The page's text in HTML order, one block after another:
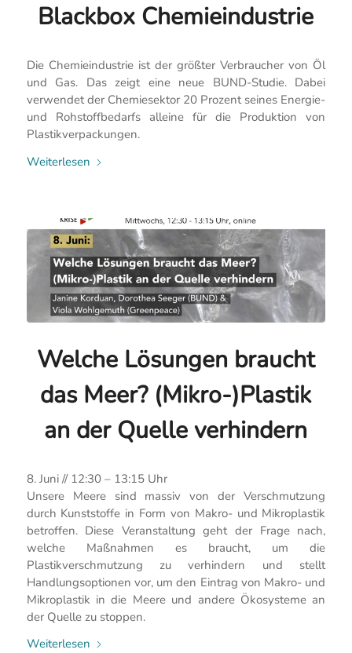
Blackbox Chemieindustrie
Die Chemieindustrie ist der größter Verbraucher von Öl
und Gas. Das zeigt eine neue BUND-Studie. Dabei
verwendet der Chemiesektor 20 Prozent seines Energie-
und Rohstoffbedarfs alleine für die Produktion von
Plastikverpackungen.
Weiterlesen
Welche Lösungen braucht
das Meer? (Mikro-)Plastik
an der Quelle verhindern
8. Juni // 12:30 – 13:15 Uhr
Unsere Meere sind massiv von der Verschmutzung
durch Kunststoffe in Form von Makro- und Mikroplastik
betroffen. Diese Veranstaltung geht der Frage nach,
welche Maßnahmen es braucht, um die
Plastikverschmutzung zu verhindern und stellt
Handlungsoptionen vor, um den Eintrag von Makro- und
Mikroplastik in die Meere und andere Ökosysteme an
der Quelle zu stoppen.
Weiterlesen